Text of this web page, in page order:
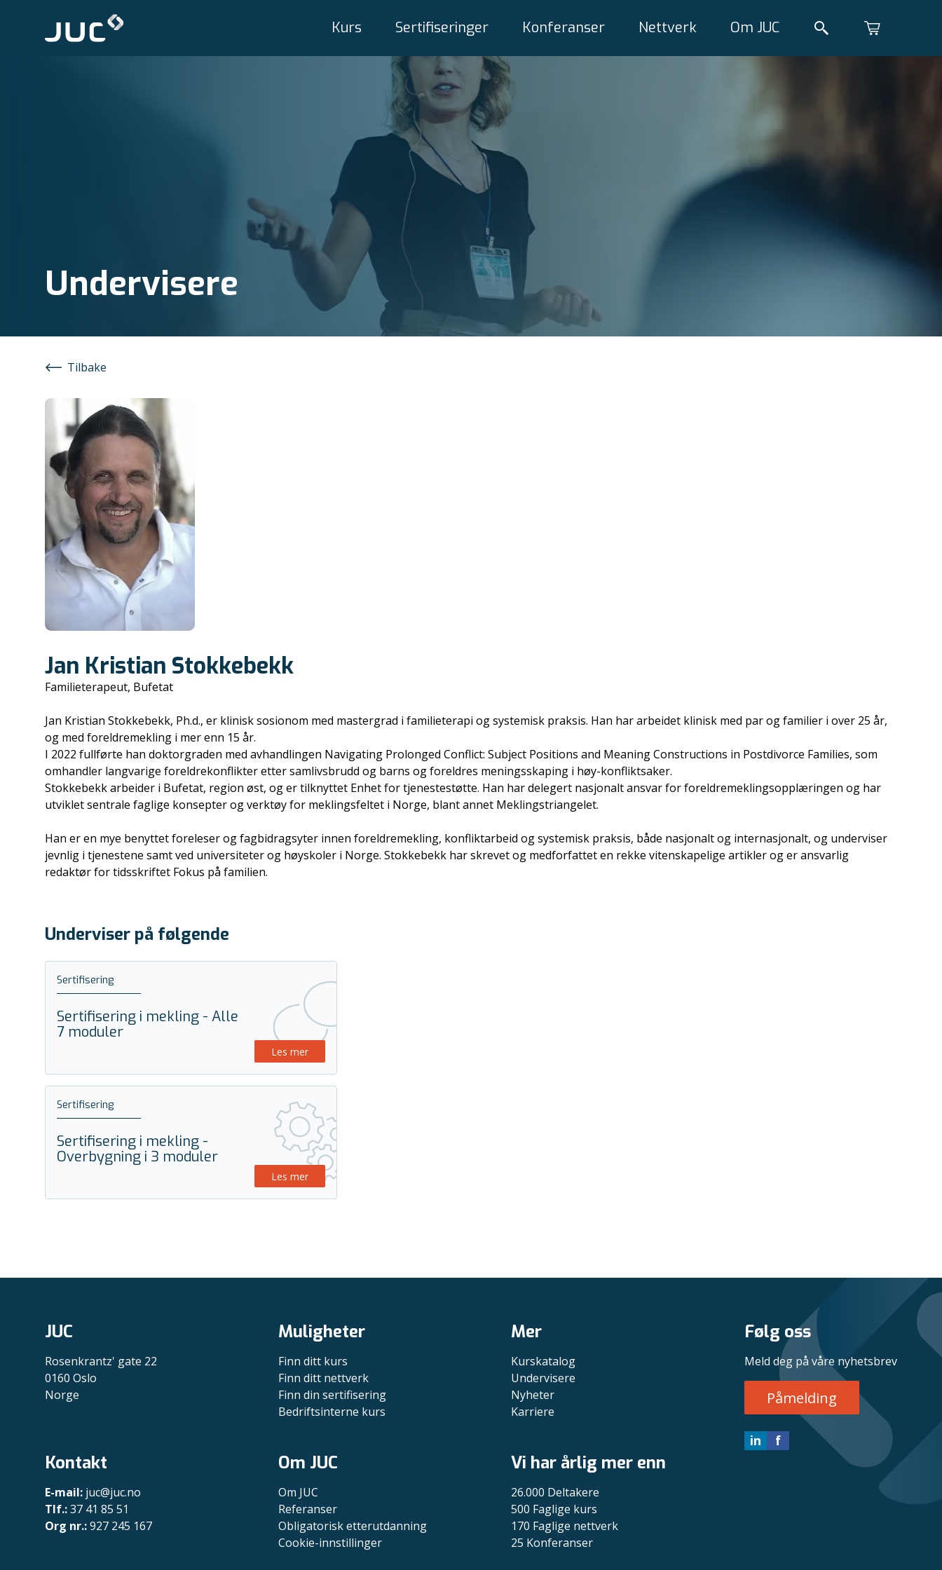
Kurs Sertifiseringer Konferanser Nettverk Om JUC
Undervisere
Tilbake
Jan Kristian Stokkebekk
Familieterapeut, Bufetat
Jan Kristian Stokkebekk, Ph.d., er klinisk sosionom med mastergrad i familieterapi og systemisk praksis. Han har arbeidet klinisk med par og familier i over 25 år,
og med foreldremekling i mer enn 15 år.
I 2022 fullførte han doktorgraden med avhandlingen Navigating Prolonged Conflict: Subject Positions and Meaning Constructions in Postdivorce Families, som
omhandler langvarige foreldrekonflikter etter samlivsbrudd og barns og foreldres meningsskaping i høy-konfliktsaker.
Stokkebekk arbeider i Bufetat, region øst, og er tilknyttet Enhet for tjenestestøtte. Han har delegert nasjonalt ansvar for foreldremeklingsopplæringen og har
utviklet sentrale faglige konsepter og verktøy for meklingsfeltet i Norge, blant annet Meklingstriangelet.
Han er en mye benyttet foreleser og fagbidragsyter innen foreldremekling, konfliktarbeid og systemisk praksis, både nasjonalt og internasjonalt, og underviser
jevnlig i tjenestene samt ved universiteter og høyskoler i Norge. Stokkebekk har skrevet og medforfattet en rekke vitenskapelige artikler og er ansvarlig
redaktør for tidsskriftet Fokus på familien.
Underviser på følgende
Sertifisering
Sertifisering i mekling - Alle
7 moduler
Les mer
Sertifisering
Sertifisering i mekling -
Overbygning i 3 moduler
Les mer
JUC
Rosenkrantz' gate 22
0160 Oslo
Norge
Muligheter
Finn ditt kurs
Finn ditt nettverk
Finn din sertifisering
Bedriftsinterne kurs
Mer
Kurskatalog
Undervisere
Nyheter
Karriere
Kontakt
E-mail: juc@juc.no
Tlf.:37 41 85 51
Org nr.:927 245 167
Om JUC
Om JUC
Referanser
Obligatorisk etterutdanning
Cookie-innstillinger
Vi har årlig mer enn
26.000 Deltakere
500 Faglige kurs
170 Faglige nettverk
25 Konferanser
Følg oss
Meld deg på våre nyhetsbrev
Påmelding
in f